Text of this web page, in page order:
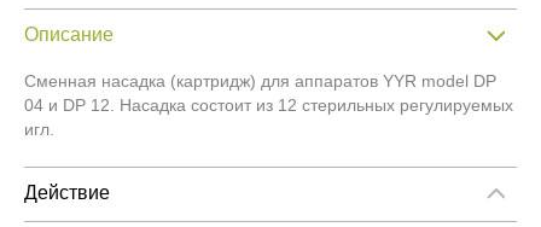
Описание
Сменная насадка (картридж) для аппаратов YYR model DP
04 и DP 12. Насадка состоит из 12 стерильных регулируемых
игл.
Действие
Зона применения: лицо, тело, кожа головы.